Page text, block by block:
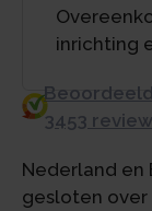
inrichting
3453
Nederland en
gesloten